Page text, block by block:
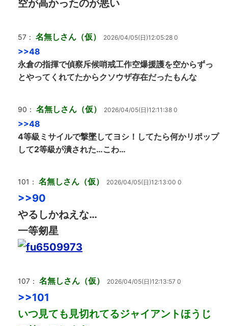
空が高かったのが悪い
57： 名無しさん（仮） 2026/04/05(日)12:05:28 0
>>48
永倉の指揮で偵察斥候哨戒工作空爆援護を空からずっ
とやってくれてたからクソウザ存在だったもんな
90： 名無しさん（仮） 2026/04/05(日)12:11:38 0
>>48
4等級ミサイルで撃墜してヨシ！してたら何かリポップ
して2等級が潰された…こわ…
101： 名無しさん（仮） 2026/04/05(日)12:13:00 0
>>90
やるしかねえな…
一等剱星
107： 名無しさん（仮） 2026/04/05(日)12:13:57 0
>>101
いつ見ても見切れてるジャイアントほうじ